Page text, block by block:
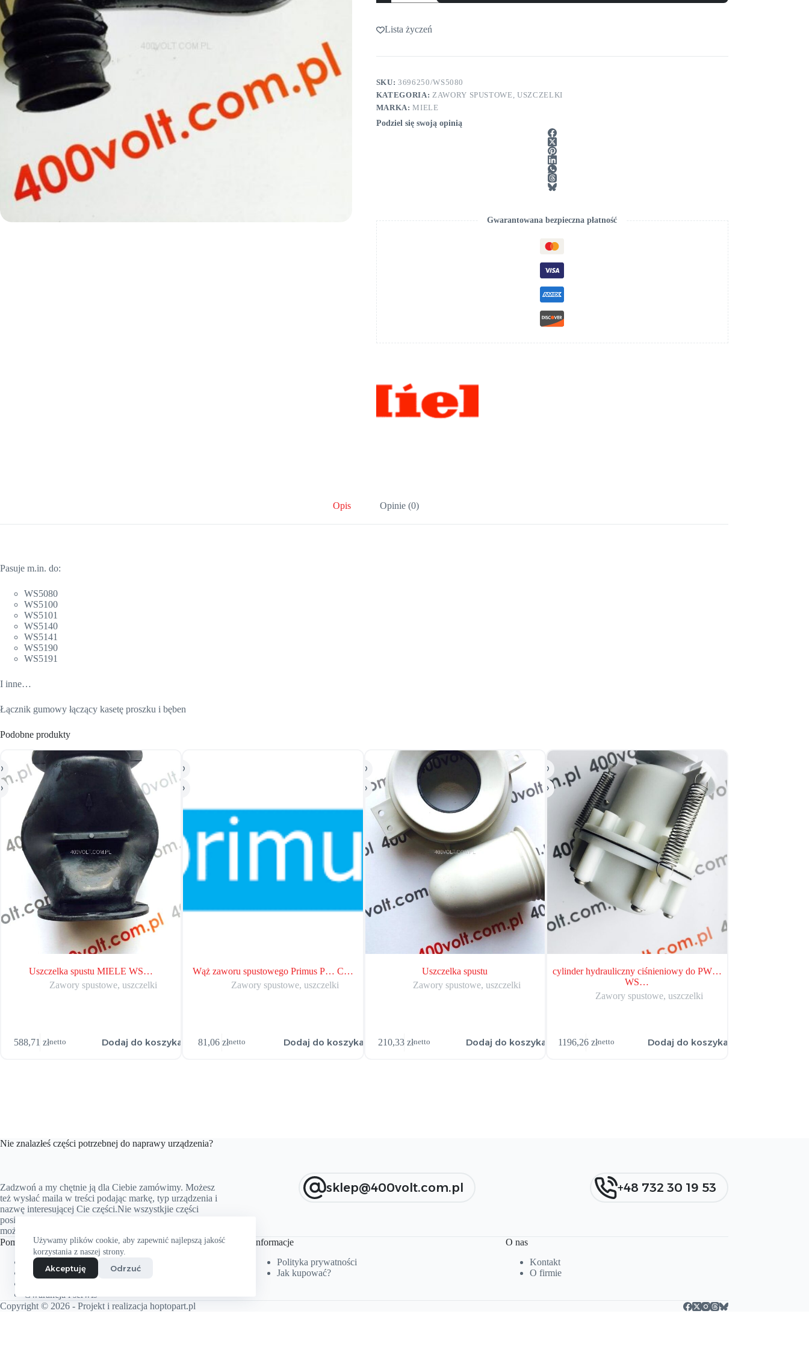
Używamy plików cookie, aby zapewnić najlepszą jakość
korzystania z naszej strony.
Akceptuję Odrzuć
Miele
Lista życzeń
SKU:3696250/WS5080
KATEGORIA: ZAWORY SPUSTOWE, USZCZELKI
MARKA:MIELE
Podziel się swoją opinią
Gwarantowana bezpieczna płatność
Opis Opinie (0)
Pasuje m.in. do:
WS5080
WS5100
WS5101
WS5140
WS5141
WS5190
WS5191
I inne…
Łącznik gumowy łączący kasetę proszku i bęben
Podobne produkty
Uszczelka spustu MIELE WS…
Zawory spustowe, uszczelki
588,71złnetto Dodaj do koszyka
Wąż zaworu spustowego Primus P… C…
Zawory spustowe, uszczelki
81,06złnetto Dodaj do koszyka
Uszczelka spustu
Zawory spustowe, uszczelki
210,33 złnetto Dodaj do koszyka
cylinder hydrauliczny ciśnieniowy do PW…
WS…
Zawory spustowe, uszczelki
1196,26 złnetto Dodaj do koszyka
Nie znalazłeś części potrzebnej do naprawy urządzenia?
Zadzwoń a my chętnie ją dla Ciebie zamówimy. Możesz
też wysłać maila w treści podając markę, typ urządzenia i
nazwę interesującej Cie części.Nie wszystkjie części
posiadamy na stanie magazynowym, ale prawie wszystkie
możemy zamówić.Nie zwlekaj i skontaktuj się z nami.
sklep@400volt.com.pl +48 732 30 19 53
Pomoc
Zwroty i reklamacje
Pytania i odpowiedzi
Gwarancja i serwis
Informacje
Polityka prywatności
Jak kupować?
O nas
Kontakt
O firmie
Copyright © 2026 - Projekt i realizacja hoptopart.pl